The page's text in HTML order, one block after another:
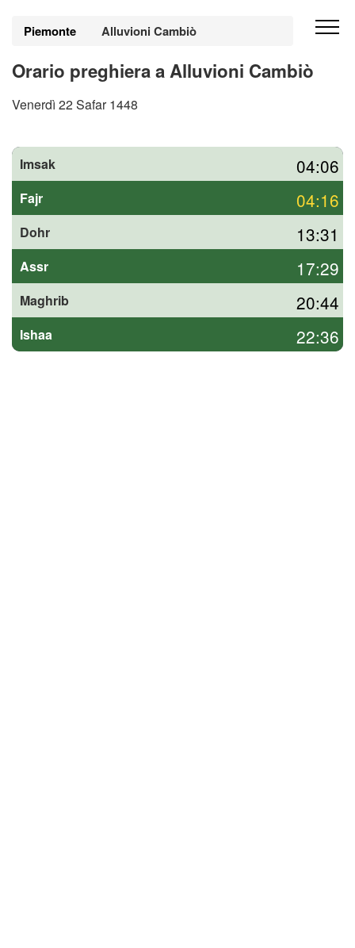
Piemonte Alluvioni Cambiò
Orario preghiera a Alluvioni Cambiò
Venerdì 22 Safar 1448
Imsak 04:06
Fajr 04:16
Dohr 13:31
Assr 17:29
Maghrib 20:44
Ishaa 22:36